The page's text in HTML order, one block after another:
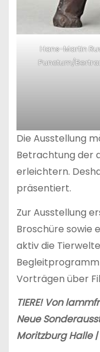
Hans-Martin
Punctum/
Die Ausstellung
Betrachtung der
erleichtern.
präsentiert.
Zur Ausstellung
Broschüre sowie
aktiv die
Vorträgen über
TIERE! Von
Neue
Moritzburg Halle